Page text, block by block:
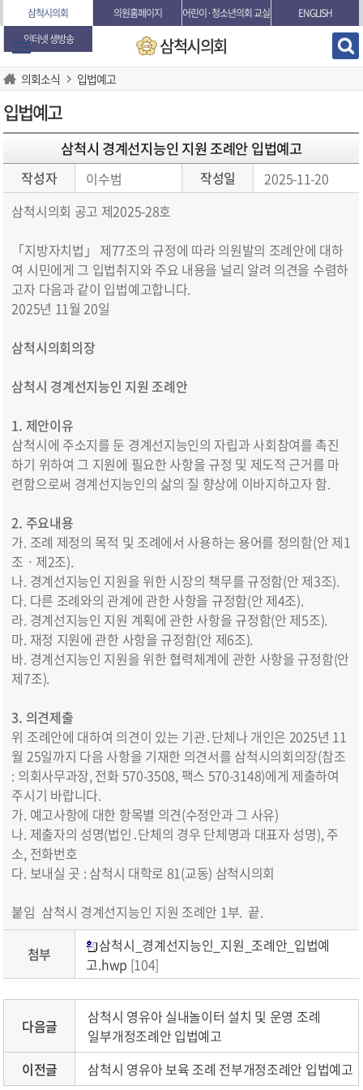
본문바로가기
삼척시의회 의원홈페이지 어린이·청소년의회 교실
ENGLISH
인터넷 생방송
삼척시의회
의회소식 입법예고
입법예고
삼척시 경계선지능인 지원 조례안 입법예고
작성자 이수범 작성일
2025-11-20
삼척시의회 공고 제2025-28호
「지방자치법」 제77조의 규정에 따라 의원발의 조례안에 대하
여 시민에게 그 입법취지와 주요 내용을 널리 알려 의견을 수렴하
고자 다음과 같이 입법예고합니다.
2025년 11월 20일
삼척시의회의장
삼척시 경계선지능인 지원 조례안
1. 제안이유
삼척시에 주소지를 둔 경계선지능인의 자립과 사회참여를 촉진
하기 위하여 그 지원에 필요한 사항을 규정 및 제도적 근거를 마
련함으로써 경계선지능인의 삶의 질 향상에 이바지하고자 함.
2. 주요내용
가. 조례 제정의 목적 및 조례에서 사용하는 용어를 정의함(안 제1
조ㆍ제2조).
나. 경계선지능인 지원을 위한 시장의 책무를 규정함(안 제3조).
다. 다른 조례와의 관계에 관한 사항을 규정함(안 제4조).
라. 경계선지능인 지원 계획에 관한 사항을 규정함(안 제5조).
마. 재정 지원에 관한 사항을 규정함(안 제6조).
바. 경계선지능인 지원을 위한 협력체계에 관한 사항을 규정함(안
제7조).
3. 의견제출
위 조례안에 대하여 의견이 있는 기관․단체나 개인은 2025년 11
월 25일까지 다음 사항을 기재한 의견서를 삼척시의회의장(참조
: 의회사무과장, 전화 570-3508, 팩스 570-3148)에게 제출하여
주시기 바랍니다.
가. 예고사항에 대한 항목별 의견(수정안과 그 사유)
나. 제출자의 성명(법인․단체의 경우 단체명과 대표자 성명), 주
소, 전화번호
다. 보내실 곳 : 삼척시 대학로 81(교동) 삼척시의회
붙임 삼척시 경계선지능인 지원 조례안 1부. 끝.
첨부
삼척시_경계선지능인_지원_조례안_입법예
고.hwp [104]
다음글
삼척시 영유아 실내놀이터 설치 및 운영 조례
일부개정조례안 입법예고
이전글
삼척시 영유아 보육 조례 전부개정조례안 입법예고